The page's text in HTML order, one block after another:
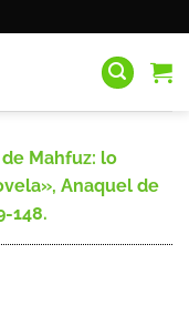
de Mahfuz: lo
Anaquel de
148.